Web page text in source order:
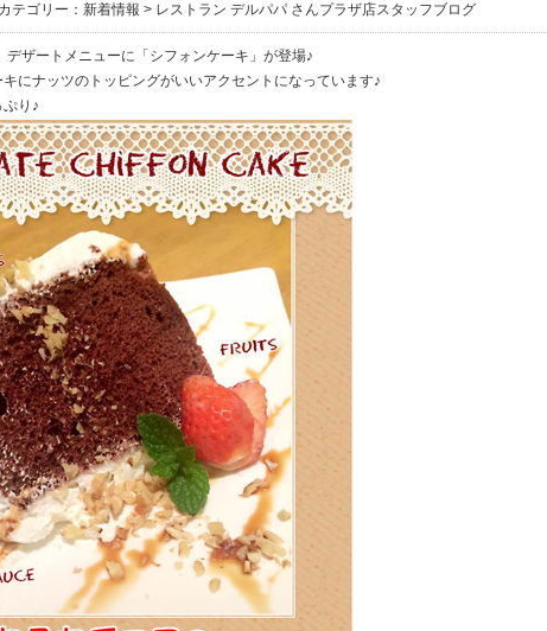
テゴリー： 新着情報 > レストラン デルパパ さんプラザ店スタッフブログ
ザートメニューに「シフォンケーキ」が登場♪
にナッツのトッピングがいいアクセントになっています♪
り♪